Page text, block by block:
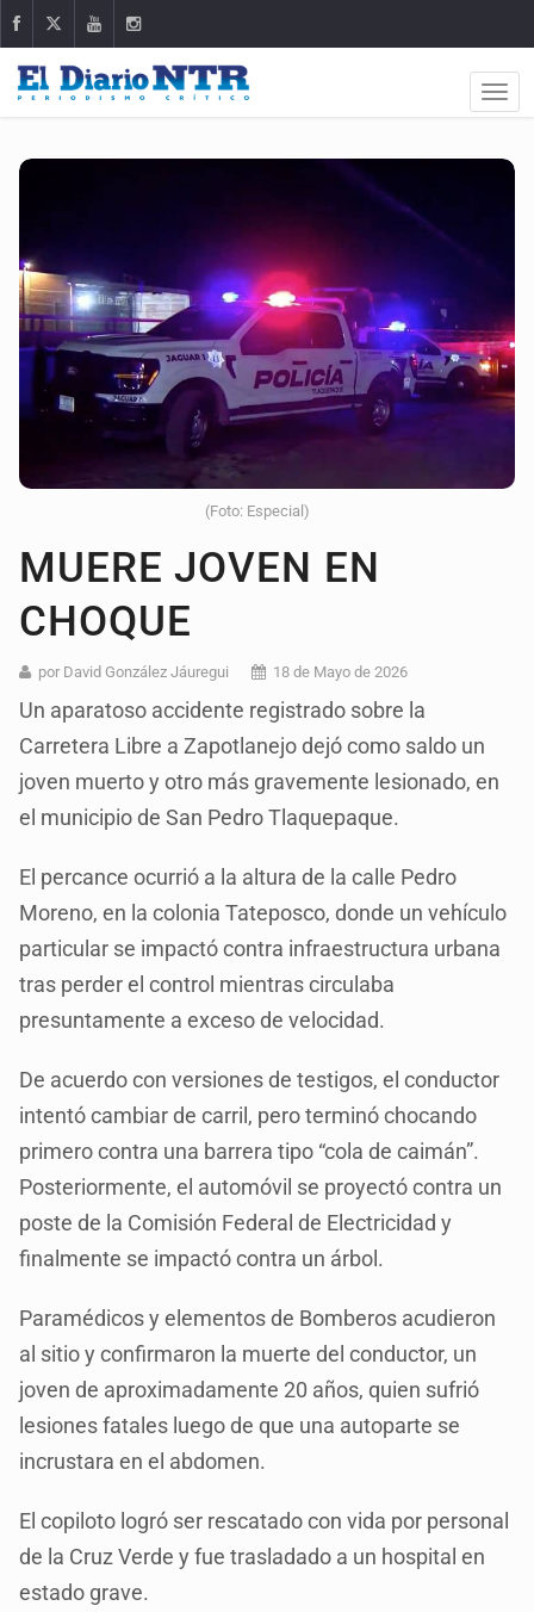
(Foto: Especial)
MUERE JOVEN EN
CHOQUE
por David González Jáuregui 18 de Mayo de 2026
Un aparatoso accidente registrado sobre la
Carretera Libre a Zapotlanejo dejó como saldo un
joven muerto y otro más gravemente lesionado, en
el municipio de San Pedro Tlaquepaque.
El percance ocurrió a la altura de la calle Pedro
Moreno, en la colonia Tateposco, donde un vehículo
particular se impactó contra infraestructura urbana
tras perder el control mientras circulaba
presuntamente a exceso de velocidad.
De acuerdo con versiones de testigos, el conductor
intentó cambiar de carril, pero terminó chocando
primero contra una barrera tipo “cola de caimán”.
Posteriormente, el automóvil se proyectó contra un
poste de la Comisión Federal de Electricidad y
finalmente se impactó contra un árbol.
Paramédicos y elementos de Bomberos acudieron
al sitio y confirmaron la muerte del conductor, un
joven de aproximadamente 20 años, quien sufrió
lesiones fatales luego de que una autoparte se
incrustara en el abdomen.
El copiloto logró ser rescatado con vida por personal
de la Cruz Verde y fue trasladado a un hospital en
estado grave.